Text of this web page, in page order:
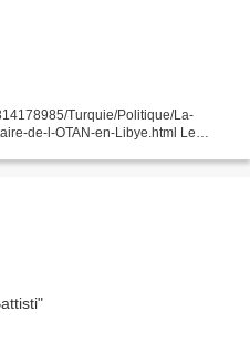
Turquie/Politique/La-
de-l-OTAN-en-Libye.html Le